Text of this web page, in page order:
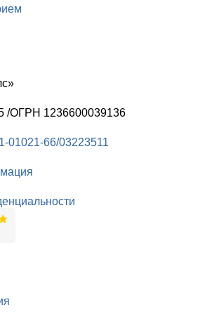
/ОГРН 1236600039136
01021-66/03223511